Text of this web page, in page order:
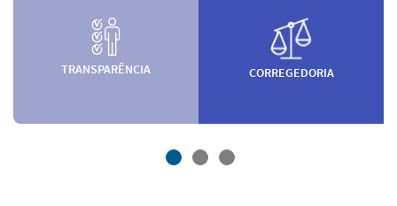
TRANSPARÊNCIA CORREGEDORIA